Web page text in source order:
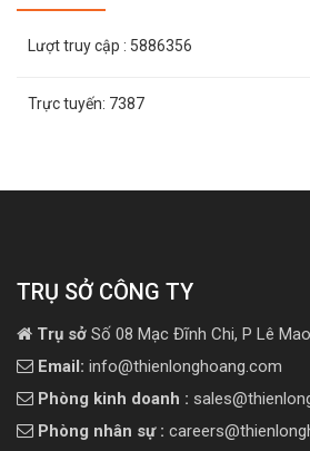
Lượt truy cập : 5886356
Trực tuyến: 7387
TRỤ SỞ CÔNG TY
Trụ sở Số 08 Mạc Đĩnh Chi, P Lê
Email: info@thienlonghoang.com
Phòng kinh doanh :
Phòng nhân sự :